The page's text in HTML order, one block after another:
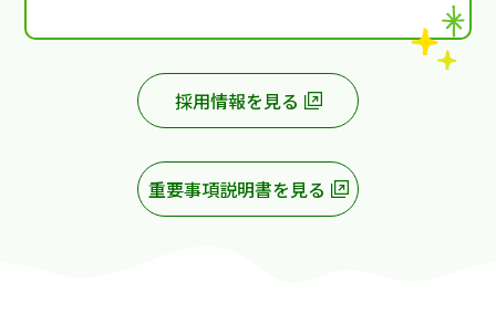
採用情報を見る
重要事項説明書を見る